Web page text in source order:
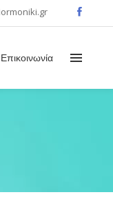
Επικοινωνία